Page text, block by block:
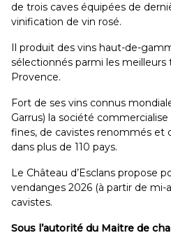
de trois caves équipées de
vinification de vin rosé.
Il produit des vins haut-de-
sélectionnés parmi les meilleurs
Provence.
Fort de ses vins connus
Garrus) la société
fines, de cavistes renommés et
dans plus de 110 pays.
Le Château d’Esclans propose
vendanges 2026 (à partir de mi-
cavistes.
Sous l’autorité du Maitre de